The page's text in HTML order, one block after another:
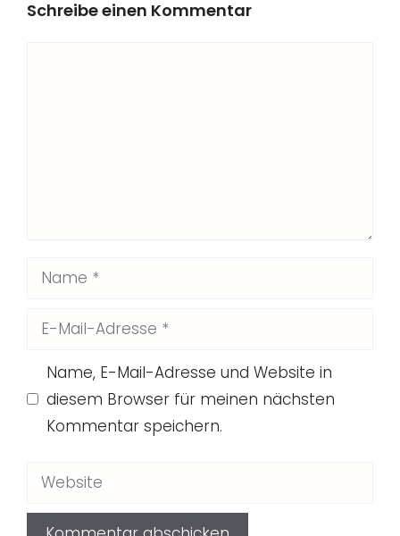
Schreibe einen Kommentar
Name
E-
Adresse
Name, E-Mail-Adresse und Website in
diesem Browser für meinen nächsten
Kommentar speichern.
Website